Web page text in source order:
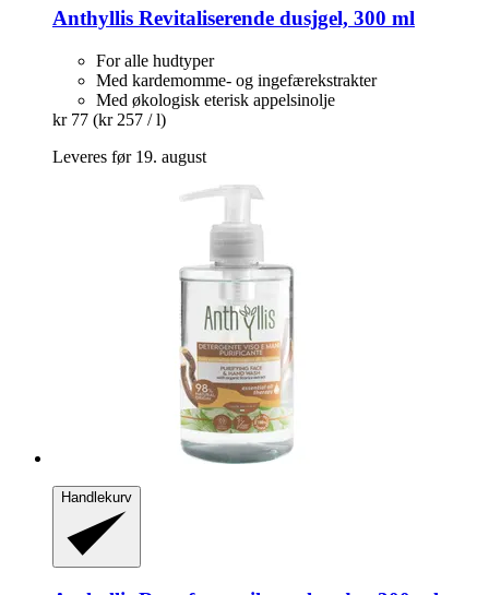
Anthyllis Revitaliserende dusjgel, 300 ml
For alle hudtyper
Med kardemomme- og ingefærekstrakter
Med økologisk eterisk appelsinolje
kr 77 (kr 257 / l)
Leveres før 19. august
Handlekurv